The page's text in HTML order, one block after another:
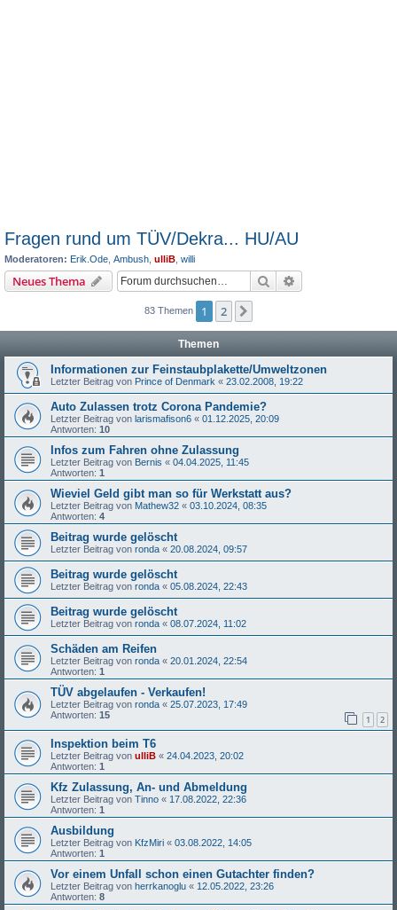
Fragen rund um TÜV/Dekra... HU/AU
Moderatoren: Erik.Ode Ambush ulliB willi
Neues Thema Suche
83 Themen 1 2
Themen
Informationen zur Feinstaubplakette/Umweltzonen
Letzter Beitrag von Prince of Denmark « 23.02.2008, 19:22
Auto Zulassen trotz Corona Pandemie?
Letzter Beitrag von larismafison6 « 01.12.2025, 20:09
Antworten: 10
Infos zum Fahren ohne Zulassung
Letzter Beitrag von Bernis « 04.04.2025, 11:45
Antworten: 1
Wieviel Geld gibt man so für Werkstatt aus?
Letzter Beitrag von Mathew32 « 03.10.2024, 08:35
Antworten: 4
Beitrag wurde gelöscht
Letzter Beitrag von ronda « 20.08.2024, 09:57
Beitrag wurde gelöscht
Letzter Beitrag von ronda « 05.08.2024, 22:43
Beitrag wurde gelöscht
Letzter Beitrag von ronda « 08.07.2024, 11:02
Schäden am Reifen
Letzter Beitrag von ronda « 20.01.2024, 22:54
Antworten: 1
TÜV abgelaufen - Verkaufen!
Letzter Beitrag von ronda « 25.07.2023, 17:49
Antworten: 15 1 2
Inspektion beim T6
Letzter Beitrag von ulliB « 24.04.2023, 20:02
Antworten: 1
Kfz Zulassung, An- und Abmeldung
Letzter Beitrag von Tinno « 17.08.2022, 22:36
Antworten: 1
Ausbildung
Letzter Beitrag von KfzMiri « 03.08.2022, 14:05
Antworten: 1
Vor einem Unfall schon einen Gutachter finden?
Letzter Beitrag von herrkanoglu « 12.05.2022, 23:26
Antworten: 8